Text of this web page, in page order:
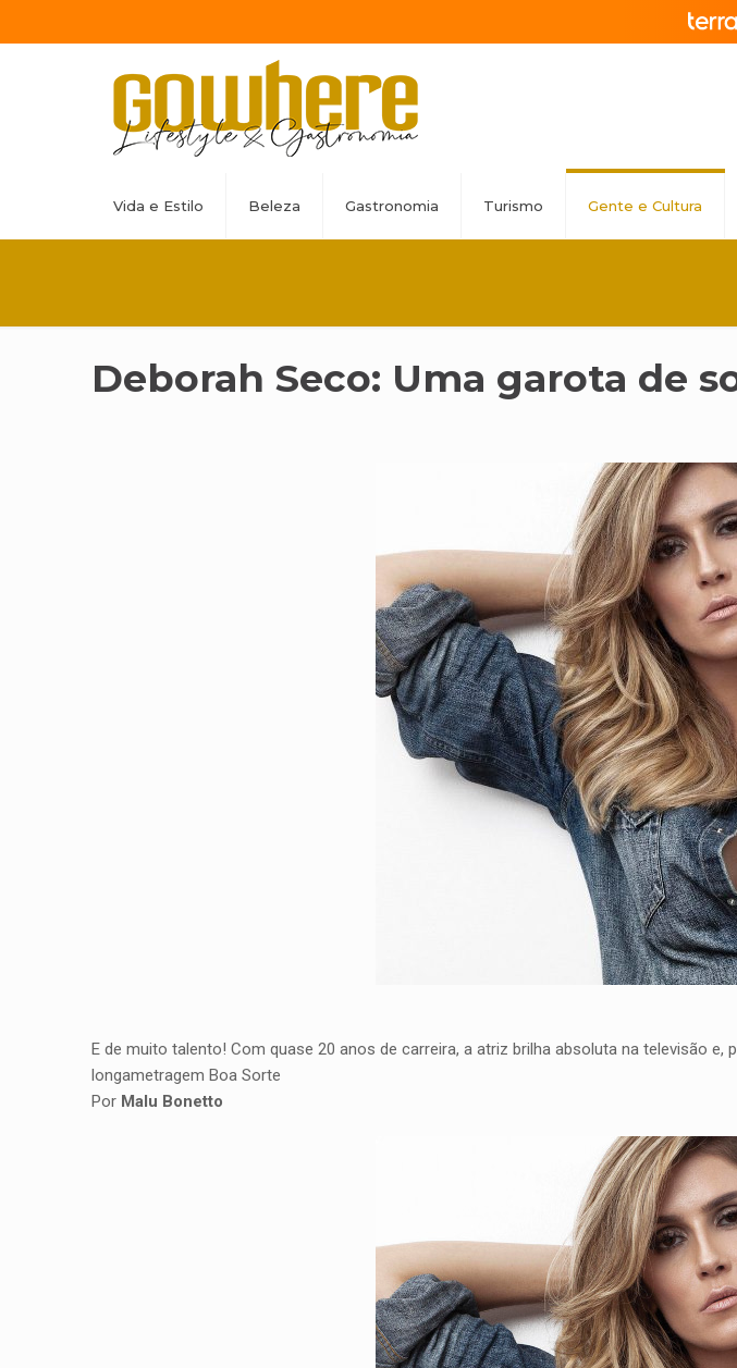
Vida e Estilo Beleza Gastronomia Turismo Gente e Cultura
Deborah Seco: Uma garota de
E de muito talento! Com quase 20 anos de carreira, a atriz brilha absoluta na televisão
longametragem Boa Sorte
Por Malu Bonetto